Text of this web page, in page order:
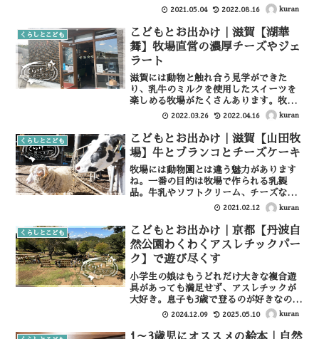
ます。高低差のある広い公園で、頂上か
具エリアは充実していてとても環境のい
い公園です。また近くには...
2021.05.04 2022.08.16 kuran
くらしとこども
こどもとお出かけ｜滋賀【湖華
舞】牧場直営の濃厚チーズやジェ
ラート
滋賀には動物と触れ合う見学ができた
り、乳牛のミルクを使用したスイーツを
楽しめる牧場がたくさんあります。牧場
には動物園とは違う魅力がありますね。
場）」へ足を運んできたのでレビューし
たいと思います。湖華舞（古株...
2022.03.26 2022.04.16 kuran
くらしとこども
こどもとお出かけ｜滋賀【山田牧
場】牛とブランコとチーズケーキ
牧場には動物園とは違う魅力があります
ね。一番の目的は牧場で作られる乳製
品。牛乳やソフトクリーム、チーズなど
本当に美味しいものが多くてそれ目当て
ちとのふれあいも楽しめるので、子供も
喜びますね。今回は滋賀県に...
2021.02.12 kuran
くらしとこども
こどもとお出かけ｜京都【丹波自
然公園わくわくアスレチックパー
ク】で遊び尽くす
小学生の娘はもうどれだけ大きな複合遊
具があっても満足せず、アスレチックが
大好き。息子も3歳で登るのが好きなので
最近はアスレチック多めの公園に行くこ
る丹波自然公園わくわくアスレチックパ
2024.12.09 2025.05.10 kuran